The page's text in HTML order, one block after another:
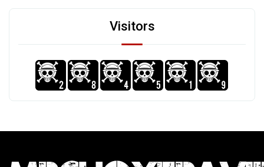
Visitors